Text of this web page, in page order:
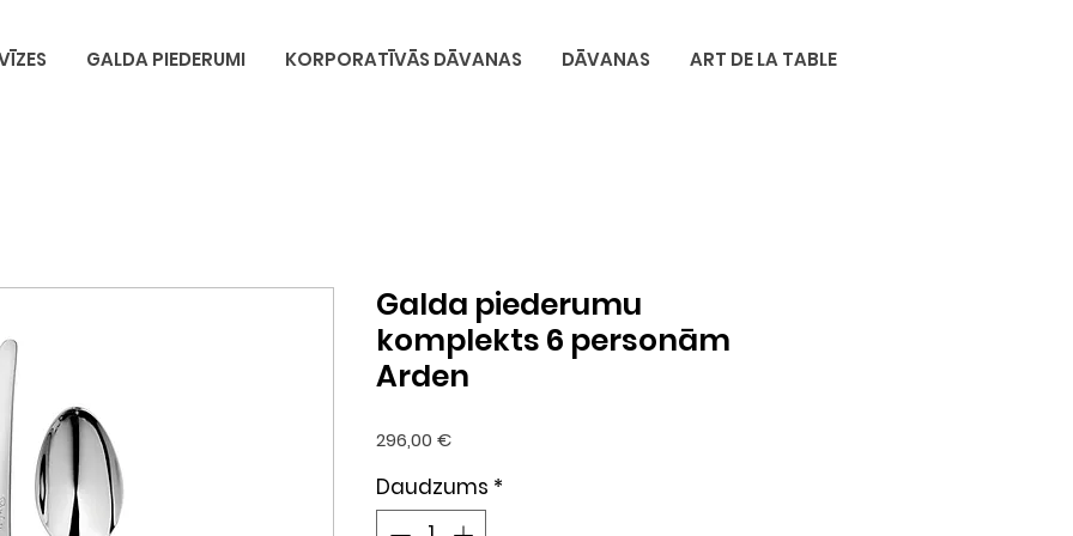
GALDA PIEDERUMI KORPORATĪVĀS DĀVANAS DĀVANAS ART DE LA TABLE
Galda piederumu
komplekts 6 personām
Arden
296,00 €Cena
Daudzums *